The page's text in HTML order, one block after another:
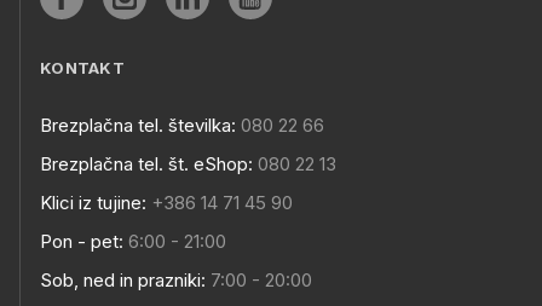
KONTAKT
Brezplačna tel. številka: 080 22 66
Brezplačna tel. št. eShop: 080 22 13
Klici iz tujine: +386 14 71 45 90
Pon - pet: 6:00 - 21:00
Sob, ned in prazniki: 7:00 - 20:00